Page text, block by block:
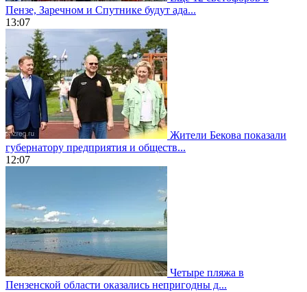
Пензе, Заречном и Спутнике будут ада...
13:07
Жители Бекова показали
губернатору предприятия и обществ...
12:07
Четыре пляжа в
Пензенской области оказались непригодны д...